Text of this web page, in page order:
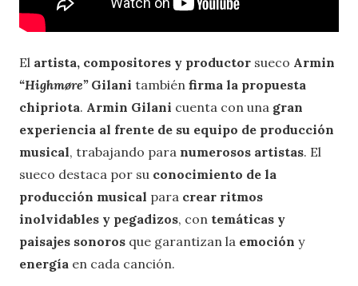
El artista, compositores y productor sueco Armin
“Highmøre”Gilani también firma la propuesta
chipriota. Armin Gilani cuenta con una gran
experiencia al frente de su equipo de producción
musical, trabajando para numerosos artistas. El
sueco destaca por su conocimiento de la
producción musical para crear ritmos
inolvidables y pegadizos, con temáticas y
paisajes sonoros que garantizan la emoción y
energía en cada canción.